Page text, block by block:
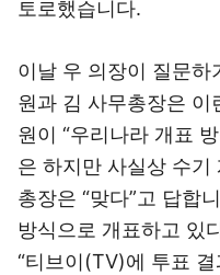
토로했습니다.
이날 우 의장이 질문하
원과 김 사무총장은 이
원이 “우리나라 개표
은 하지만 사실상 수기
총장은 “맞다”고 답합
방식으로 개표하고 있
“티브이(TV)에 투표